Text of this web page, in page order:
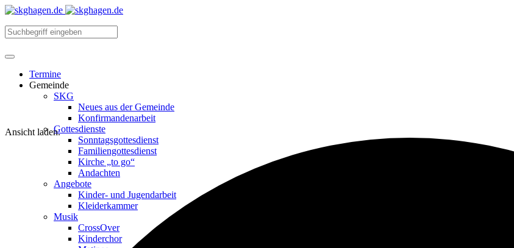
Termine
Gemeinde
SKG
Neues aus der Gemeinde
Konfirmandenarbeit
Gottesdienste
Sonntagsgottesdienst
Familiengottesdienst
Kirche „to go“
Andachten
Angebote
Kinder- und Jugendarbeit
Kleiderkammer
Musik
CrossOver
Kinderchor
Ansicht laden.